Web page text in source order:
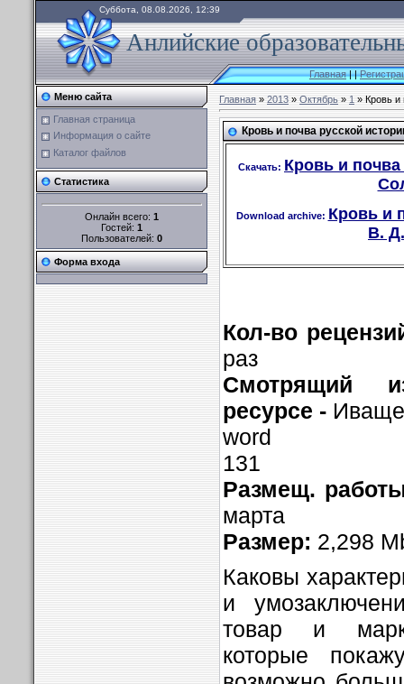
Суббота, 08.08.2026, 12:39
Анлийские
Главная||
Меню сайта
Главная страница
Информация о сайте
Каталог файлов
Статистика
Онлайн всего: 1
Гостей: 1
Пользователей: 0
Форма входа
Главная»2013 » Октябрь » 1» Кровь и
Кровь и почва русской
Скачать: Кровь и
Download archive: Кровь и
В.
Кол-во
раз
Смотрящий
ресурсе -
word
131
Размещ.
марта
Размер: 2,298
Каковы
и
товар и
которые